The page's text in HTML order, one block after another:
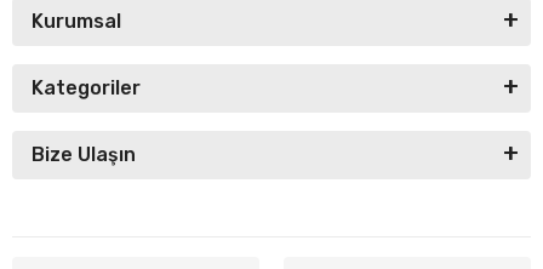
Kurumsal
Kategoriler
Bize Ulaşın